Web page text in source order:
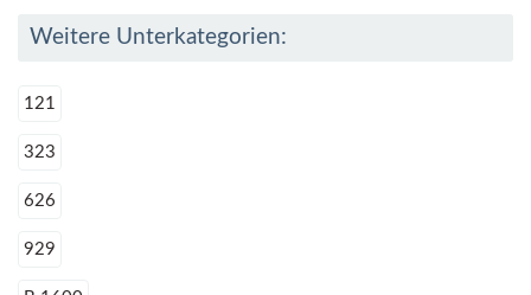
Weitere Unterkategorien:
121
323
626
929